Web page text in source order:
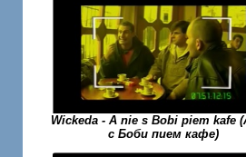
Wickeda - A nie s Bobi piem kafe
с Боби пием кафе)